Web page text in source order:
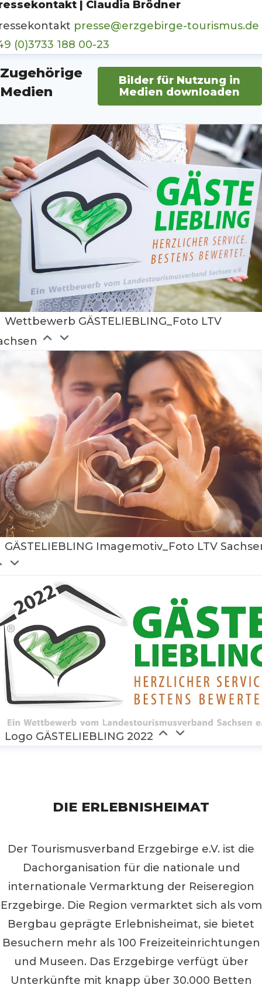
| Claudia Brödner
presse@erzgebirge-tourismus.de
(0)3733 188 00-23
Zugehörige
Medien
Bilder für Nutzung in
Medien downloaden
Wettbewerb GÄSTELIEBLING_Foto LTV
GÄSTELIEBLING Imagemotiv_Foto LTV
Logo GÄSTELIEBLING 2022
DIE ERLEBNISHEIMAT
Der Tourismusverband Erzgebirge e.V. ist die
Dachorganisation für die nationale und
internationale Vermarktung der Reiseregion
Erzgebirge. Die Region vermarktet sich als vom
Bergbau geprägte Erlebnisheimat, sie bietet
Besuchern mehr als 100 Freizeiteinrichtungen
und Museen. Das Erzgebirge verfügt über
Unterkünfte mit knapp über 30.000 Betten